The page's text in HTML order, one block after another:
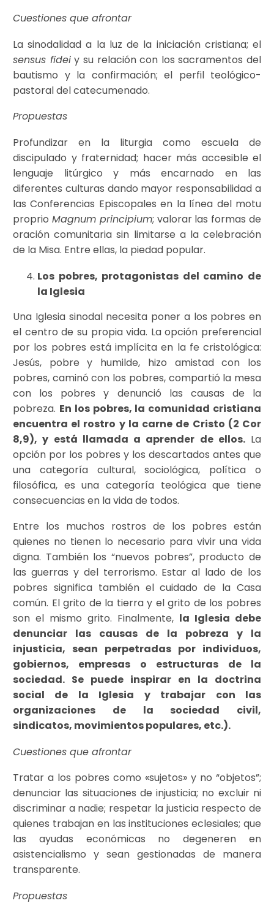
Cuestiones que afrontar
La sinodalidad a la luz de la iniciación cristiana; el
sensus fideiy su relación con los sacramentos del
bautismo y la confirmación; el perfil teológico-
pastoral del catecumenado.
Propuestas
Profundizar en la liturgia como escuela de
discipulado y fraternidad; hacer más accesible el
lenguaje litúrgico y más encarnado en las
diferentes culturas dando mayor responsabilidad a
las Conferencias Episcopales en la línea del motu
proprio Magnum principium; valorar las formas de
oración comunitaria sin limitarse a la celebración
de la Misa. Entre ellas, la piedad popular.
Los pobres, protagonistas del camino de
la Iglesia
Una Iglesia sinodal necesita poner a los pobres en
el centro de su propia vida. La opción preferencial
por los pobres está implícita en la fe cristológica:
Jesús, pobre y humilde, hizo amistad con los
pobres, caminó con los pobres, compartió la mesa
con los pobres y denunció las causas de la
pobreza. En los pobres, la comunidad cristiana
encuentra el rostro y la carne de Cristo (2 Cor
8,9), y está llamada a aprender de ellos.La
opción por los pobres y los descartados antes que
una categoría cultural, sociológica, política o
filosófica, es una categoría teológica que tiene
consecuencias en la vida de todos.
Entre los muchos rostros de los pobres están
quienes no tienen lo necesario para vivir una vida
digna. También los “nuevos pobres”, producto de
las guerras y del terrorismo. Estar al lado de los
pobres significa también el cuidado de la Casa
común. El grito de la tierra y el grito de los pobres
son el mismo grito. Finalmente, la Iglesia debe
denunciar las causas de la pobreza y la
injusticia, sean perpetradas por individuos,
gobiernos, empresas o estructuras de la
sociedad. Se puede inspirar en la doctrina
social de la Iglesia y trabajar con las
organizaciones de la sociedad civil,
sindicatos, movimientos populares, etc.).
Cuestiones que afrontar
Tratar a los pobres como «sujetos» y no “objetos”;
denunciar las situaciones de injusticia; no excluir ni
discriminar a nadie; respetar la justicia respecto de
quienes trabajan en las instituciones eclesiales; que
las ayudas económicas no degeneren en
asistencialismo y sean gestionadas de manera
transparente.
Propuestas